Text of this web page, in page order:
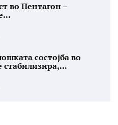
во Пентагон –
состојба во
стабилизира,...